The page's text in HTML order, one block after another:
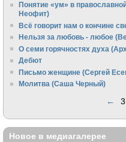
Понятие «ум» в
Неофит)
Всё говорит нам о кончине
Нельзя за любовь - любое
О семи горячностях духа
Дебют
Письмо женщине (Сергей
Молитва (Саша Черный)
←
Новое в медиагалерее